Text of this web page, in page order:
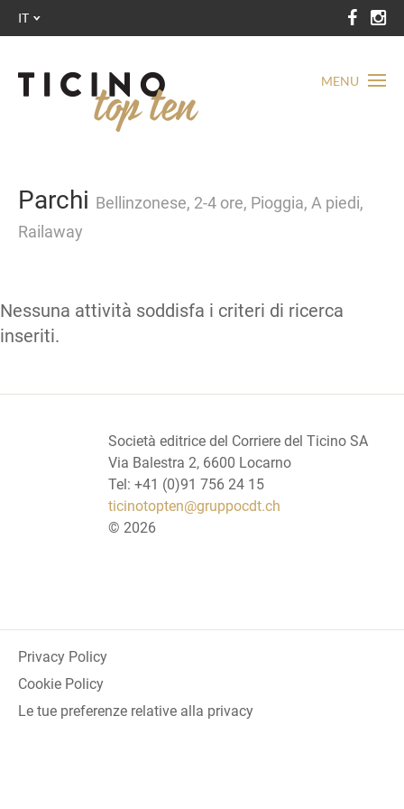
MENU
IT
Parchi Bellinzonese, 2-4 ore, Pioggia, A piedi,
Railaway
Nessuna attività soddisfa i criteri di ricerca
inseriti.
Società editrice del Corriere del Ticino SA
Via Balestra 2, 6600 Locarno
Tel: +41 (0)91 756 24 15
ticinotopten@gruppocdt.ch
© 2026
Privacy Policy
Cookie Policy
Le tue preferenze relative alla privacy